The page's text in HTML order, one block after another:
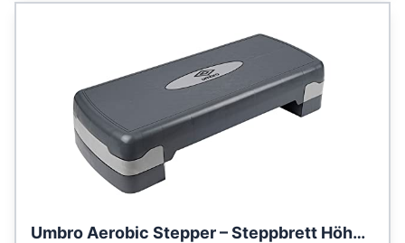
Umbro Aerobic Stepper – Steppbrett Höhenverstellbar 10-15 CM – Stepper Aerobic mit Antirutschbelag – Mini Stepper für Zuhause – Stairmaster für Alle Alter - Schwarz/Grau